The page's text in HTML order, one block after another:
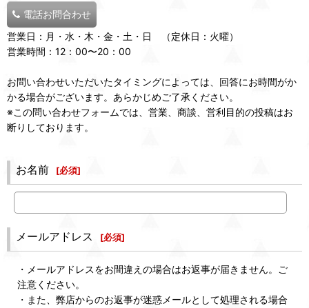
電話お問合わせ
営業日：月・水・木・金・土・日 （定休日：火曜）
営業時間：12：00〜20：00
お問い合わせいただいたタイミングによっては、回答にお時間がか
かる場合がございます。あらかじめご了承ください。
※この問い合わせフォームでは、営業、商談、営利目的の投稿はお
断りしております。
お名前 [必須]
メールアドレス [必須]
・メールアドレスをお間違えの場合はお返事が届きません。ご
注意ください。
・また、弊店からのお返事が迷惑メールとして処理される場合